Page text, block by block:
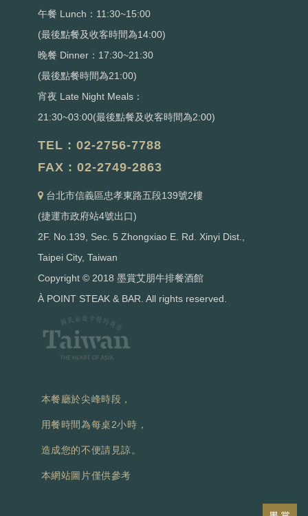
午餐 Lunch：11:30~15:00
(最後點餐及收客時間為14:00)
晚餐 Dinner：17:30~21:30
(最後點餐時間為21:00)
宵夜 Late Night Meals：
21:30~03:00(最後點餐及收客時間為2:00)
TEL : 02-2756-7788
FAX : 02-2749-2863
台北市信義區忠孝東路五段139號2樓
(捷運市政府站4號出口)
2F. No.139, Sec. 5 Zhongxiao E. Rd. Xinyi Dist.,
Taipei City, Taiwan
Copyright © 2018 墨賞艾朋牛排餐酒館
À POINT STEAK & BAR. All rights reserved.
本餐廳於尖峰時段，
用餐時間為每桌2小時，
造成您的不便請見諒。
本網站圖片僅供參考